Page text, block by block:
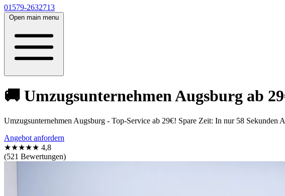
01579-2632713
Open main menu
🚚 Umzugsunternehmen Augsburg ab
Umzugsunternehmen Augsburg - Top-Service ab 29€! Spare Zeit: In nur 58 Sekunden
Angebot anfordern
★★★★★ 4,8
(521 Bewertungen)